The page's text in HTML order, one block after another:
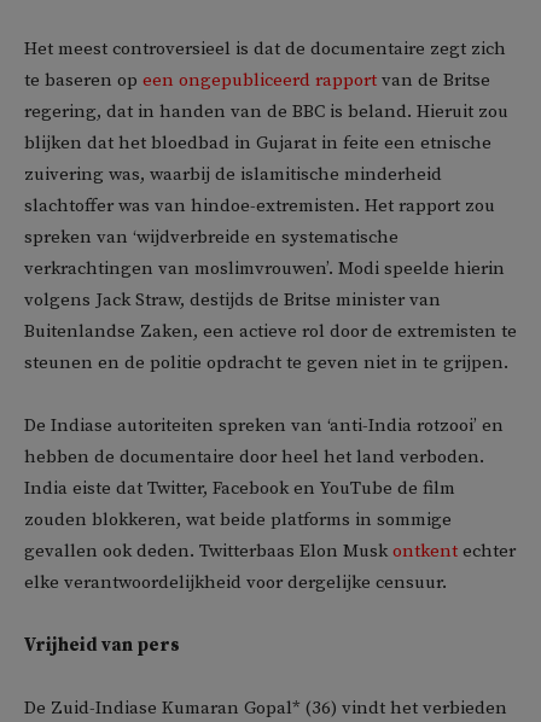
Het meest controversieel is dat de documentaire zegt zich
te baseren op een ongepubliceerd rapport van de Britse
regering, dat in handen van de BBC is beland. Hieruit zou
blijken dat het bloedbad in Gujarat in feite een etnische
zuivering was, waarbij de islamitische minderheid
slachtoffer was van hindoe-extremisten. Het rapport zou
spreken van ‘wijdverbreide en systematische
verkrachtingen van moslimvrouwen’. Modi speelde hierin
volgens Jack Straw, destijds de Britse minister van
Buitenlandse Zaken, een actieve rol door de extremisten te
steunen en de politie opdracht te geven niet in te grijpen.
De Indiase autoriteiten spreken van ‘anti-India rotzooi’ en
hebben de documentaire door heel het land verboden.
India eiste dat Twitter, Facebook en YouTube de film
zouden blokkeren, wat beide platforms in sommige
gevallen ook deden. Twitterbaas Elon Muskontkent echter
elke verantwoordelijkheid voor dergelijke censuur.
Vrijheid van pers
De Zuid-Indiase Kumaran Gopal* (36) vindt het verbieden